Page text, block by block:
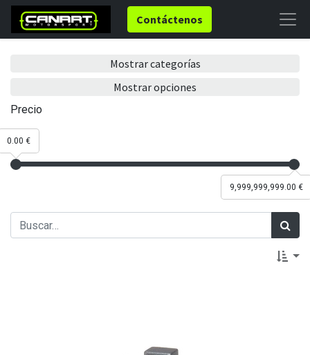
Contáctenos
Mostrar categorías
Mostrar opciones
Precio
9,999,999,999.00 €
0.00 €